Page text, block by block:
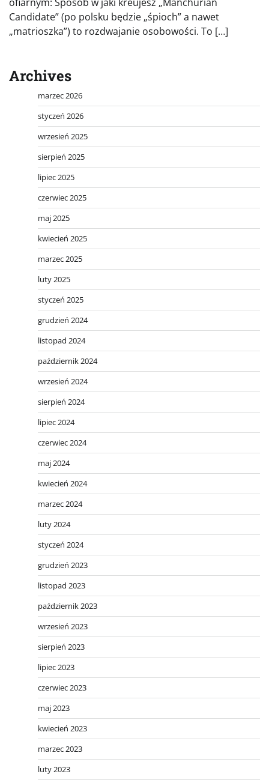
Candidate” (po polsku będzie „śpioch” a nawet
„matrioszka”) to rozdwajanie osobowości. To […]
Archives
marzec 2026
styczeń 2026
wrzesień 2025
sierpień 2025
lipiec 2025
czerwiec 2025
maj 2025
kwiecień 2025
marzec 2025
luty 2025
styczeń 2025
grudzień 2024
listopad 2024
październik 2024
wrzesień 2024
sierpień 2024
lipiec 2024
czerwiec 2024
maj 2024
kwiecień 2024
marzec 2024
luty 2024
styczeń 2024
grudzień 2023
listopad 2023
październik 2023
wrzesień 2023
sierpień 2023
lipiec 2023
czerwiec 2023
maj 2023
kwiecień 2023
marzec 2023
luty 2023